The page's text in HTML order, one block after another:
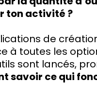
ton activité ?
de
à toutes les
sont lancés,
savoir ce qui